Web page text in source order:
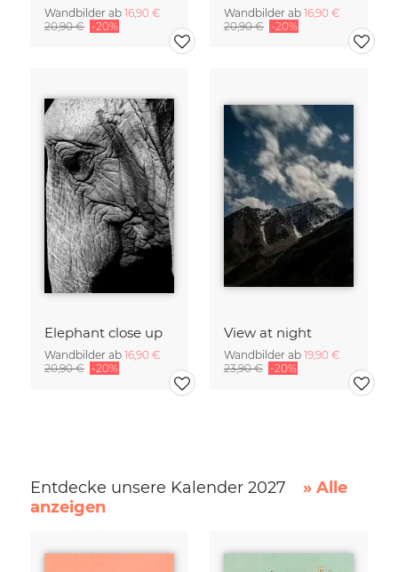
Wandbilder ab 16,90 €
20,90 € -20%
Wandbilder ab 16,90 €
20,90 € -20%
Elephant close up
Wandbilder ab 16,90 €
20,90 € -20%
View at night
Wandbilder ab 19,90 €
23,90 € -20%
Entdecke unsere Kalender 2027
» Alle
anzeigen